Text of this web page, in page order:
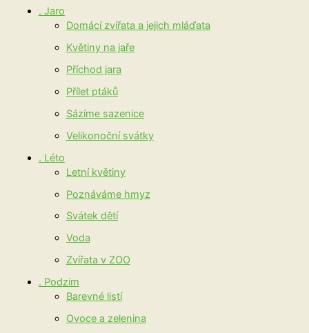
. Jaro
Domácí zvířata a jejich mláďata
Květiny na jaře
Příchod jara
Přílet ptáků
Sázíme sazenice
Velikonoční svátky
. Léto
Letní květiny
Poznáváme hmyz
Svátek dětí
Voda
Zvířata v ZOO
. Podzim
Barevné listí
Ovoce a zelenina